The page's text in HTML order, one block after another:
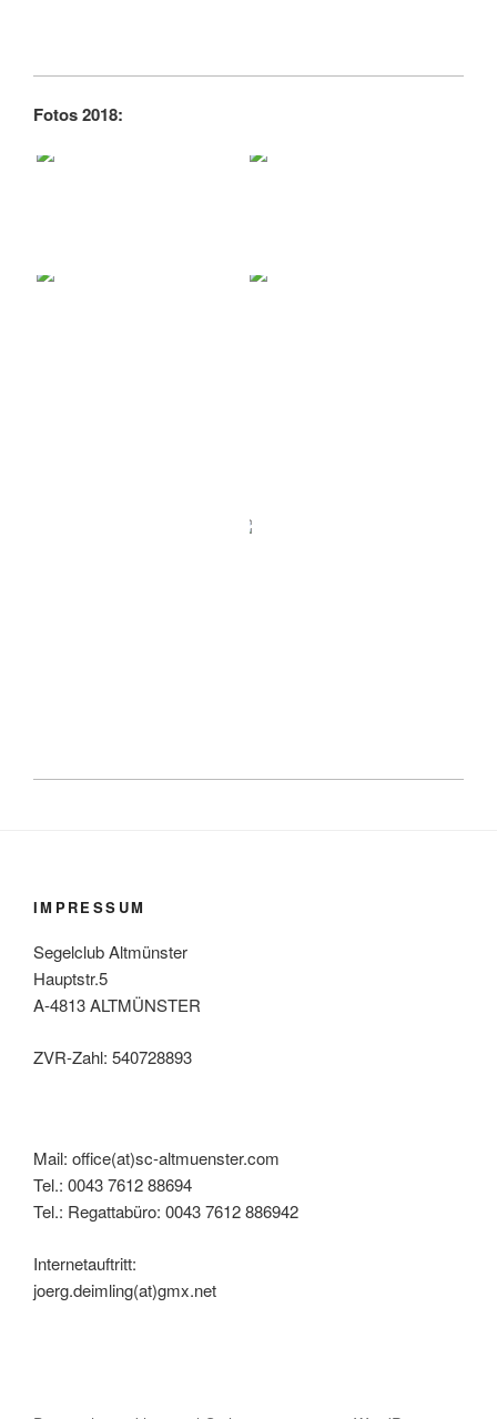
Fotos 2018:
IMPRESSUM
Segelclub Altmünster
Hauptstr.5
A-4813 ALTMÜNSTER
ZVR-Zahl: 540728893
Mail: office(at)sc-altmuenster.com
Tel.: 0043 7612 88694
Tel.: Regattabüro: 0043 7612 886942
Internetauftritt:
joerg.deimling(at)gmx.net